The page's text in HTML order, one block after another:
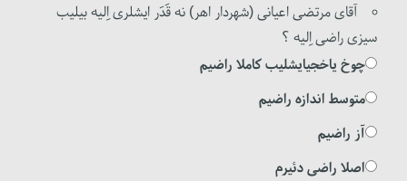
آقای مرتضی اعیانی (شهردار اهر) نه قَدَر ایشلری اِلیه بیلیب
سیزی راضی اِلیه ؟
چوخ یاخجیایشلیب کاملا راضیم
متوسط اندازه راضیم
آز راضیم
اصلا راضی دئیرم